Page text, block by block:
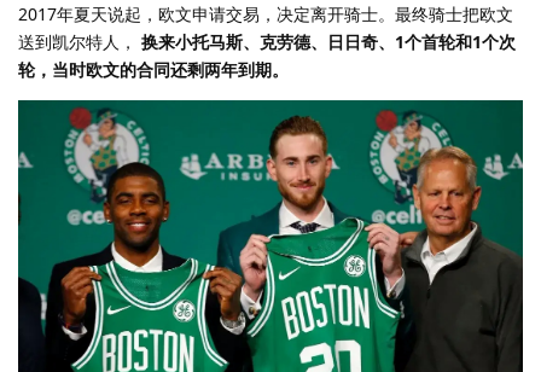
2017年夏天说起，欧文申请交易，决定离开骑士。最终骑士把欧文
送到凯尔特人， 换来小托马斯、克劳德、日日奇、1个首轮和1个次
轮，当时欧文的合同还剩两年到期。